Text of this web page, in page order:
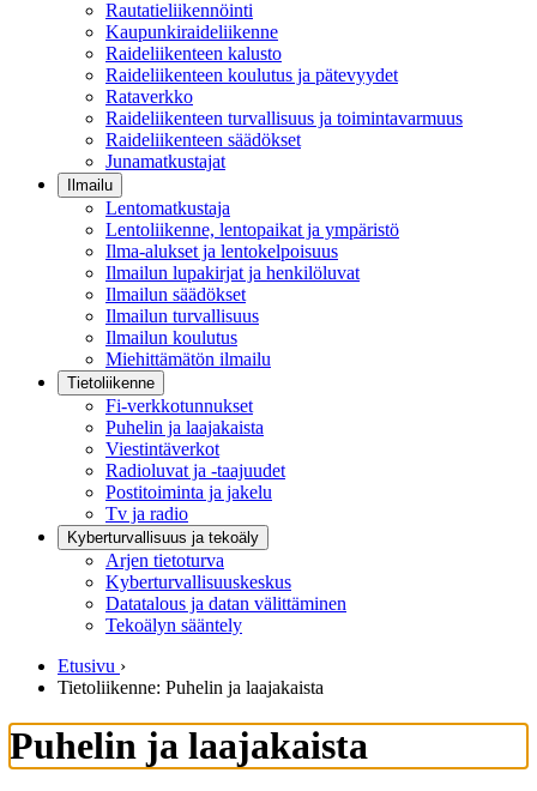
Rautatieliikennöinti
Kaupunkiraideliikenne
Raideliikenteen kalusto
Raideliikenteen koulutus ja pätevyydet
Rataverkko
Raideliikenteen turvallisuus ja toimintavarmuus
Raideliikenteen säädökset
Junamatkustajat
Ilmailu
Lentomatkustaja
Lentoliikenne, lentopaikat ja ympäristö
Ilma-alukset ja lentokelpoisuus
Ilmailun lupakirjat ja henkilöluvat
Ilmailun säädökset
Ilmailun turvallisuus
Ilmailun koulutus
Miehittämätön ilmailu
Tietoliikenne
Fi-verkkotunnukset
Puhelin ja laajakaista
Viestintäverkot
Radioluvat ja -taajuudet
Postitoiminta ja jakelu
Tv ja radio
Kyberturvallisuus ja tekoäly
Arjen tietoturva
Kyberturvallisuuskeskus
Datatalous ja datan välittäminen
Tekoälyn sääntely
Etusivu ›
Tietoliikenne: Puhelin ja laajakaista
Puhelin ja laajakaista